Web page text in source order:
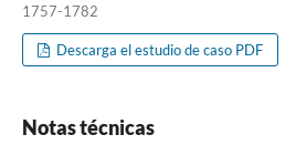
1757-1782
Descarga el estudio de caso PDF
Notas técnicas